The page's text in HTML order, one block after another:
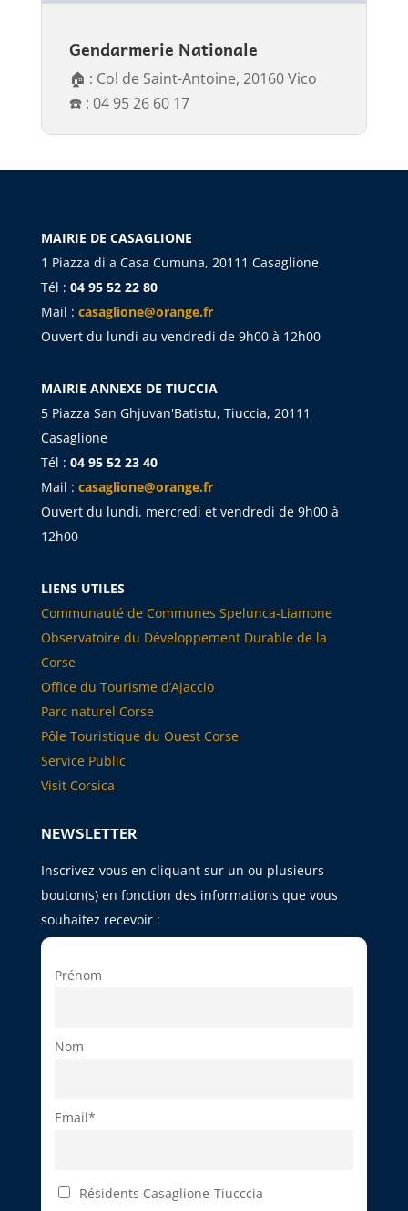
Gendarmerie Nationale
🏠 : Col de Saint-Antoine, 20160 Vico
☎️ : 04 95 26 60 17
MAIRIE DE CASAGLIONE
1 Piazza di a Casa Cumuna, 20111 Casaglione
Tél : 04 95 52 22 80
Mail : casaglione@orange.fr
Ouvert du lundi au vendredi de 9h00 à 12h00
MAIRIE ANNEXE DE TIUCCIA
5 Piazza San Ghjuvan'Batistu, Tiuccia, 20111
Casaglione
Tél : 04 95 52 23 40
Mail : casaglione@orange.fr
Ouvert du lundi, mercredi et vendredi de 9h00 à
12h00
LIENS UTILES
Communauté de Communes Spelunca-Liamone
Observatoire du Développement Durable de la
Corse
Office du Tourisme d’Ajaccio
Parc naturel Corse
Pôle Touristique du Ouest Corse
Service Public
Visit Corsica
NEWSLETTER
Inscrivez-vous en cliquant sur un ou plusieurs
bouton(s) en fonction des informations que vous
souhaitez recevoir :
Prénom
Nom
Email*
Résidents Casaglione-Tiucccia